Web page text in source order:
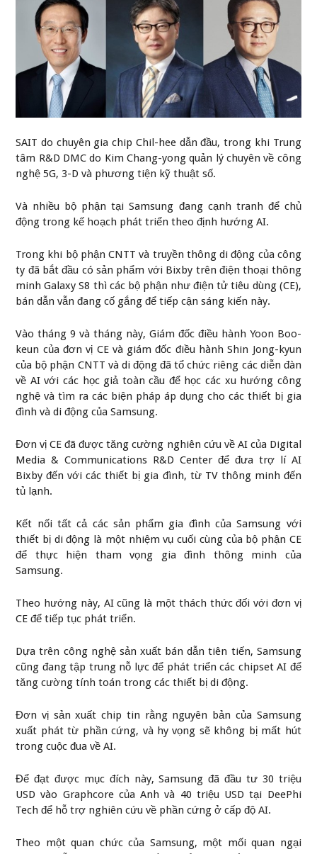
SAIT do chuyên gia chip Chil-hee dẫn đầu, trong khi Trung
tâm R&D DMC do Kim Chang-yong quản lý chuyên về công
nghệ 5G, 3-D và phương tiện kỹ thuật số.
Và nhiều bộ phận tại Samsung đang cạnh tranh để chủ
động trong kế hoạch phát triển theo định hướng AI.
Trong khi bộ phận CNTT và truyền thông di động của công
ty đã bắt đầu có sản phẩm với Bixby trên điện thoại thông
minh Galaxy S8 thì các bộ phận như điện tử tiêu dùng (CE),
bán dẫn vẫn đang cố gắng để tiếp cận sáng kiến này.
Vào tháng 9 và tháng này, Giám đốc điều hành Yoon Boo-
keun của đơn vị CE và giám đốc điều hành Shin Jong-kyun
của bộ phận CNTT và di động đã tổ chức riêng các diễn đàn
về AI với các học giả toàn cầu để học các xu hướng công
nghệ và tìm ra các biện pháp áp dụng cho các thiết bị gia
đình và di động của Samsung.
Đơn vị CE đã được tăng cường nghiên cứu về AI của Digital
Media & Communications R&D Center để đưa trợ lí AI
Bixby đến với các thiết bị gia đình, từ TV thông minh đến
tủ lạnh.
Kết nối tất cả các sản phẩm gia đình của Samsung với
thiết bị di động là một nhiệm vụ cuối cùng của bộ phận CE
để thực hiện tham vọng gia đình thông minh của
Samsung.
Theo hướng này, AI cũng là một thách thức đối với đơn vị
CE để tiếp tục phát triển.
Dựa trên công nghệ sản xuất bán dẫn tiên tiến, Samsung
cũng đang tập trung nỗ lực để phát triển các chipset AI để
tăng cường tính toán trong các thiết bị di động.
Đơn vị sản xuất chip tin rằng nguyên bản của Samsung
xuất phát từ phần cứng, và hy vọng sẽ không bị mất hút
trong cuộc đua về AI.
Để đạt được mục đích này, Samsung đã đầu tư 30 triệu
USD vào Graphcore của Anh và 40 triệu USD tại DeePhi
Tech để hỗ trợ nghiên cứu về phần cứng ở cấp độ AI.
Theo một quan chức của Samsung, một mối quan ngại